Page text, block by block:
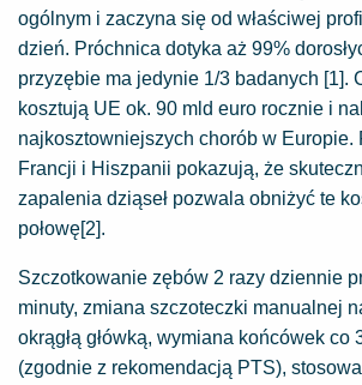
ogólnym i zaczyna się od właściwej
dzień. Próchnica dotyka aż 99%
przyzębie ma jedynie 1/3 badanych [1].
kosztują UE ok. 90 mld euro rocznie i
najkosztowniejszych chorób w Europie.
Francji i Hiszpanii pokazują, że
zapalenia dziąseł pozwala obniżyć te
połowę[2].
Szczotkowanie zębów 2 razy dziennie
minuty, zmiana szczoteczki manualnej
okrągłą główką, wymiana końcówek co
(zgodnie z rekomendacją PTS),